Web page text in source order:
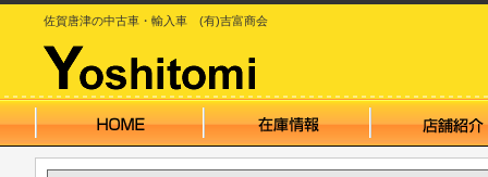
佐賀唐津の中古車・輸入車 (有)吉富商会